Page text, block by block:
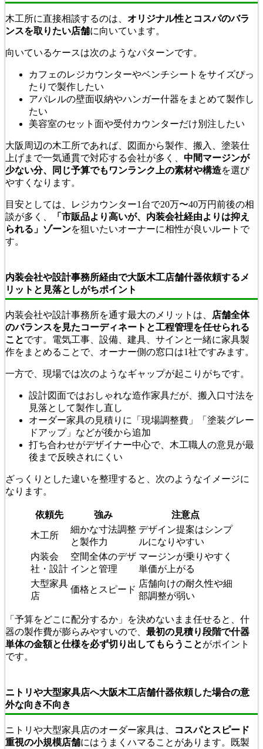
木工所に直接相談するのは、 オリジナル性とコスパのバラ
ンスを取りたい店舗に向いています。
向いているケースは次のようなパターンです。
カフェのレジカウンターやベンチシートをサイズぴっ
たりで製作したい
アパレルの壁面収納やハンガー什器をまとめて製作し
たい
美容室のセット面や受付カウンターだけ別注したい
大阪周辺の木工所であれば、図面から製作、搬入、塗装仕
上げまで一気通貫で対応する会社が多く、 中間マージンが
少ない分、同じ予算でもワンランク上の素材や構造を選び
やすくなります。
目安としては、レジカウンター1台で20万〜40万円前後の相
談が多く、
「市販品より高いが、内装会社経由よりは抑え
られる」ゾーンを狙いたいオーナーに相性が良いルートで
す。
内装会社や設計事務所経由で大阪木工店舗什器依頼するメ
リットと見落としがちポイント
内装会社や設計事務所を通す最大のメリットは、
店舗全体
のバランスを見たコーディネートと工程管理を任せられる
ことです。電気工事、設備、建具、サインと一緒に家具製
作をまとめることで、オーナー側の窓口は1社ですみます。
一方で、現場では次のようなギャップが起こりがちです。
設計図面ではおしゃれな造作家具だが、搬入口寸法を
見落として製作し直し
オーダー家具の見積りに「現場調整費」「塗装グレー
ドアップ」などが後から追加
打ち合わせがデザイナー中心で、木工職人の意見が最
後まで反映されにくい
ざっくりとした違いを整理すると、次のようなイメージに
なります。
依頼先 強み 注意点
木工所
細かな寸法調整
と製作力
デザイン提案はシンプ
ルになりやすい
内装会
社・設計
空間全体のデザ
インと管理
マージンが乗りやすく
単価が上がる
大型家具
店
価格とスピード
店舗向けの耐久性や細
部調整が弱い
「予算をどこに配分するか」を決めないまま任せると、什
器の製作費が膨らみやすいので、 最初の見積り段階で什器
単体の金額と仕様を必ず切り出してもらうことがポイント
です。
ニトリや大型家具店へ大阪木工店舗什器依頼した場合の意
外な向き不向き
ニトリや大型家具店のオーダー家具は、
コスパとスピード
重視の小規模店舗にはうまくハマることがあります。既製